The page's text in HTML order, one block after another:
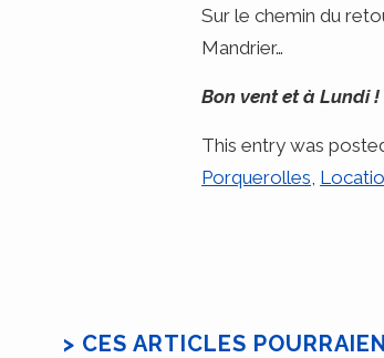
Sur le chemin du
Mandrier…
Bon vent et à Lundi !
This entry was
Porquerolles,
> CES ARTICLES